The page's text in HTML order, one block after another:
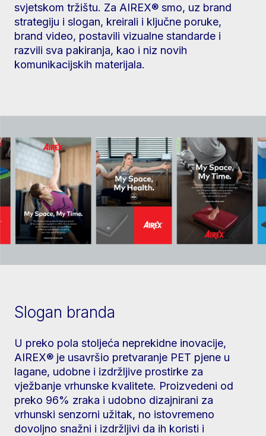
svjetskom tržištu. Za AIREX® smo, uz brand
strategiju i slogan, kreirali i ključne poruke,
brand video, postavili vizualne standarde i
razvili sva pakiranja, kao i niz novih
komunikacijskih materijala.
Slogan branda
U preko pola stoljeća neprekidne inovacije,
AIREX® je usavršio pretvaranje PET pjene u
lagane, udobne i izdržljive prostirke za
vježbanje vrhunske kvalitete. Proizvedeni od
preko 96% zraka i udobno dizajnirani za
vrhunski senzorni užitak, no istovremeno
dovoljno snažni i izdržljivi da ih koristi i